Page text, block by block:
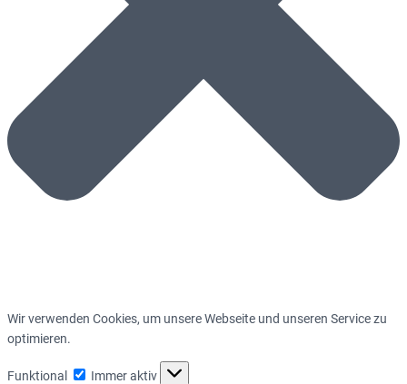
Wir verwenden Cookies, um unsere Webseite und unseren Service zu
optimieren.
Funktional Funktional
Immer aktiv